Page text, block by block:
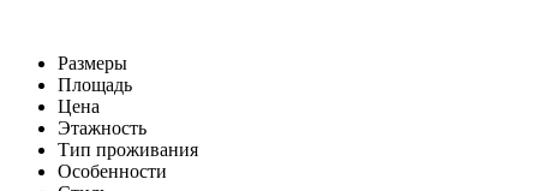
Размеры
Площадь
Цена
Этажность
Тип проживания
Особенности